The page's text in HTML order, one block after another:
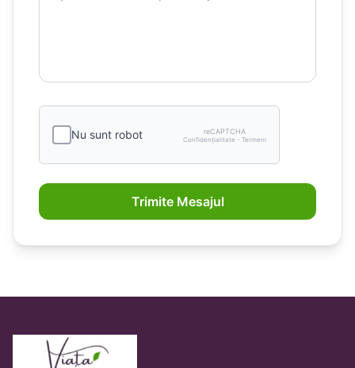
Nu sunt robot reCAPTCHA
Confidențialitate - Termeni
Trimite Mesajul